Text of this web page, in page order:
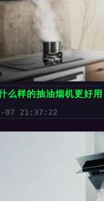
么样的抽油烟机更好用
07 21:37:22